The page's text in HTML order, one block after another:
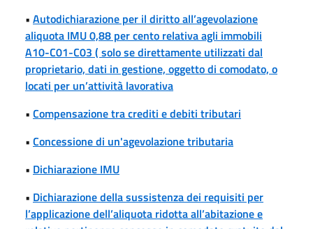
• Autodichiarazione per il diritto all’agevolazione
aliquota IMU 0,88 per cento relativa agli immobili
A10-C01-C03 ( solo se direttamente utilizzati dal
proprietario, dati in gestione, oggetto di comodato, o
locati per un’attività lavorativa
• Compensazione tra crediti e debiti tributari
• Concessione di un'agevolazione tributaria
• Dichiarazione IMU
• Dichiarazione della sussistenza dei requisiti per
l’applicazione dell’aliquota ridotta all’abitazione e